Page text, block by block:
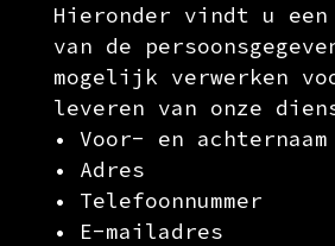
Hieronder vindt u
van de
mogelijk verwerken
leveren van onze
• Voor- en achternaam
• Adres
• Telefoonnummer
• E-mailadres